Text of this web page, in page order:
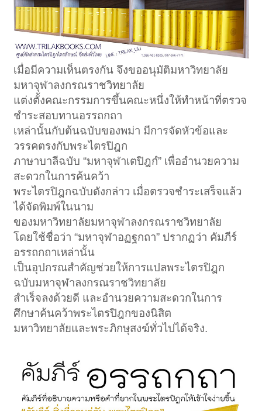
เมื่อมีความเห็นตรงกัน จึงขออนุมัติมหาวิทยาลัย
มหาจุฬาลงกรณราชวิทยาลัย
แต่งตั้งคณะกรรมการขึ้นคณะหนึ่งให้ทำหน้าที่ตรวจ
ชำระสอบทานอรรถกถา
เหล่านั้นกับต้นฉบับของพม่า มีการจัดหัวข้อและ
วรรคตรงกับพระไตรปิฎก
ภาษาบาลีฉบับ “มหาจุฬาเตปิฎกํ” เพื่ออำนวยความ
สะดวกในการค้นคว้า
พระไตรปิฎกฉบับดังกล่าว เมื่อตรวจชำระเสร็จแล้ว
ได้จัดพิมพ์ในนาม
ของมหาวิทยาลัยมหาจุฬาลงกรณราชวิทยาลัย
โดยใช้ชื่อว่า “มหาจุฬาอฏฐกถา” ปรากฏว่า คัมภีร์
อรรถกถาเหล่านั้น
เป็นอุปกรณสำคัญช่วยให้การแปลพระไตรปิฎก
ฉบับมหาจุฬาลงกรณราชวิทยาลัย
สำเร็จลงด้วยดี และอำนวยความสะดวกในการ
ศึกษาค้นคว้าพระไตรปิฎกของนิสิต
มหาวิทยาลัยและพระภิกษุสงฆ์ทั่วไปได้จริง.